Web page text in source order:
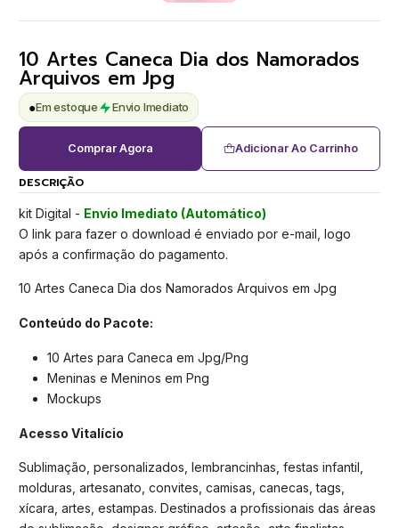
10 Artes Caneca Dia dos Namorados
Arquivos em Jpg
●Em estoque Envio Imediato
Adicionar Ao Carrinho
Comprar Agora
DESCRIÇÃO
kit Digital - Envio Imediato (Automático)
O link para fazer o download é enviado por e-mail, logo
após a confirmação do pagamento.
10 Artes Caneca Dia dos Namorados Arquivos em Jpg
Conteúdo do Pacote:
10 Artes para Caneca em Jpg/Png
Meninas e Meninos em Png
Mockups
Acesso Vitalício
Sublimação, personalizados, lembrancinhas, festas infantil,
molduras, artesanato, convites, camisas, canecas, tags,
xícara, artes, estampas. Destinados a profissionais das áreas